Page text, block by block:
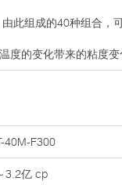
此组成的40种组合，
度的变化带来的粘度
40M-F300
3.2亿 cp